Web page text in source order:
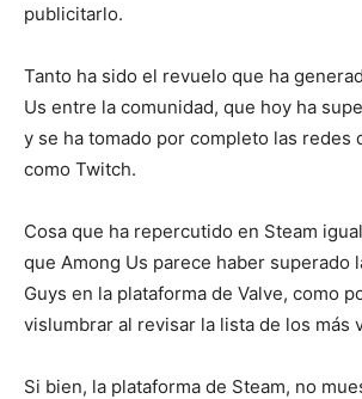
publicitarlo.
Tanto ha sido el revuelo que ha
Us entre la comunidad, que hoy ha
y se ha tomado por completo las redes
como Twitch.
Cosa que ha repercutido en Steam
que Among Us parece haber superado
Guys en la plataforma de Valve, como
vislumbrar al revisar la lista de los más
Si bien, la plataforma de Steam, no